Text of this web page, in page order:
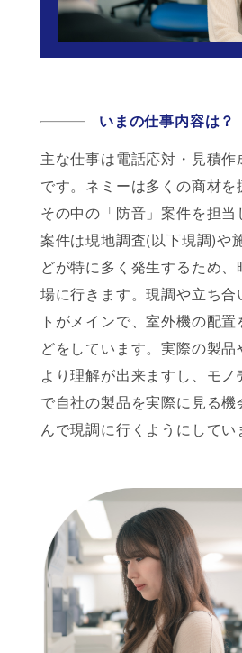
いまの仕事内容は？
主な仕事は電話応対・見積
です。ネミーは多くの商材
その中の「防音」案件を担
案件は現地調査(以下現調)や
どが特に多く発生するため
場に行きます。現調や立ち
トがメインで、室外機の配
どをしています。実際の製
より理解が出来ますし、モ
で自社の製品を実際に見る
んで現調に行くようにしてい